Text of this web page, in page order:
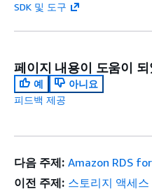
SDK 및 도구
페이지 내용이 도움이 되
예
아니요
피드백 제공
다음 주제: Amazon RDS
이전 주제: 스토리지 액세스